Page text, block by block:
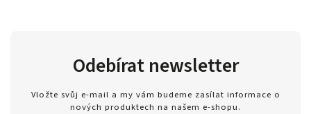
Odebírat newsletter
Vložte svůj e-mail a my vám budeme zasílat informace o
nových produktech na našem e-shopu.